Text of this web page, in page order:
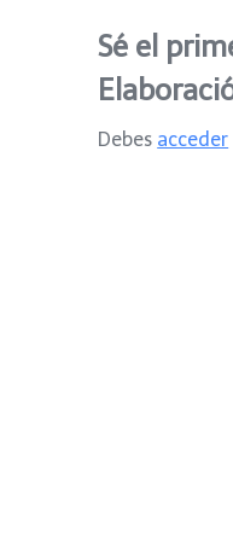
Sé el
Debes acceder